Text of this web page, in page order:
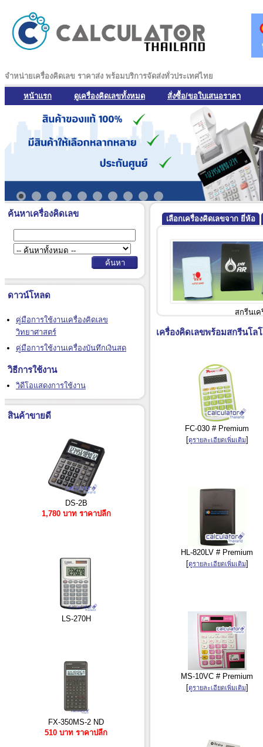
จำหน่ายเครื่องคิดเลข ราคาส่ง พร้อมบริการจัดส่งทั่วประเทศไทย
หน้าแรก ดูเครื่องคิดเลขทั้งหมด สั่งซื้อ/ขอใบเสนอราคา
ค้นหาเครื่องคิดเลข
ดาวน์โหลด
คู่มือการใช้งานเครื่องคิดเลข
วิทยาศาสตร์
คู่มือการใช้งานเครื่องบันทึกเงินสด
วิธีการใช้งาน
วิดีโอแสดงการใช้งาน
สินค้าขายดี
DS-2B
1,780 บาท ราคาปลีก
LS-270H
FX-350MS-2 ND
510 บาท ราคาปลีก
เลือกเครื่องคิดเลขจาก ยี่ห้อ
สกรีนเ
เครื่องคิดเลขพร้อมสกรีนโล
FC-030 # Premium
[ดูรายละเอียดเพิ่มเติม]
HL-820LV # Premium
[ดูรายละเอียดเพิ่มเติม]
MS-10VC # Premium
[ดูรายละเอียดเพิ่มเติม]